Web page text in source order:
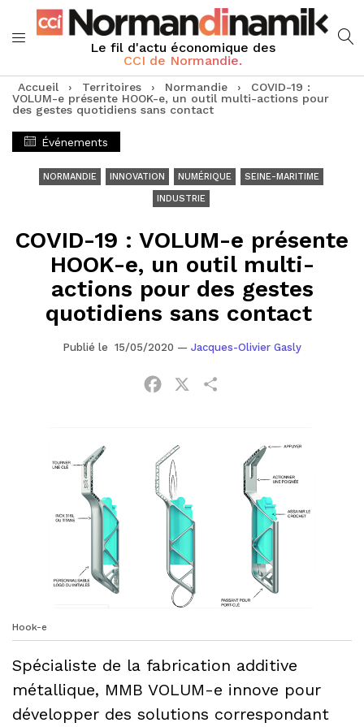
Le fil d'actu économique des
CCI de Normandie.
Accueil › Territoires › Normandie ›
COVID-19 :
VOLUM-e présente HOOK-e, un outil multi-actions pour
des gestes quotidiens sans contact
Événements
NORMANDIE INNOVATION NUMÉRIQUE SEINE-MARITIME
INDUSTRIE
COVID-19 : VOLUM-e présente
HOOK-e, un outil multi-
actions pour des gestes
quotidiens sans contact
Publié le 15/05/2020 — Jacques-Olivier Gasly
Facebook
Hook-e
Spécialiste de la fabrication additive
métallique, MMB VOLUM-e innove pour
développer des solutions correspondant